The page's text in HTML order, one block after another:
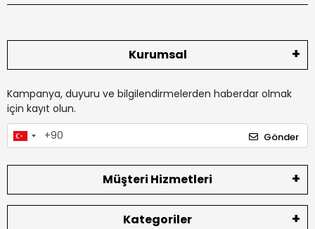
Kurumsal
Kampanya, duyuru ve bilgilendirmelerden haberdar olmak
için kayıt olun.
Gönder
Müşteri Hizmetleri
Kategoriler